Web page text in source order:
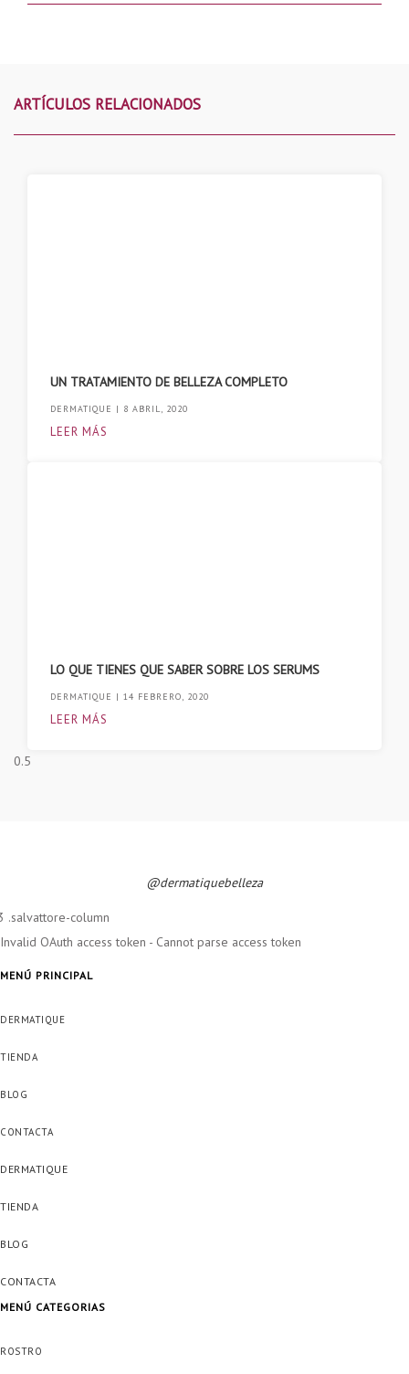
ARTÍCULOS RELACIONADOS
UN TRATAMIENTO DE BELLEZA COMPLETO
DERMATIQUE 8 ABRIL, 2020
LEER MÁS
LO QUE TIENES QUE SABER SOBRE LOS SERUMS
DERMATIQUE 14 FEBRERO, 2020
LEER MÁS
@dermatiquebelleza
Invalid OAuth access token - Cannot parse access token
MENÚ PRINCIPAL
DERMATIQUE
TIENDA
BLOG
CONTACTA
DERMATIQUE
TIENDA
BLOG
CONTACTA
MENÚ CATEGORIAS
ROSTRO